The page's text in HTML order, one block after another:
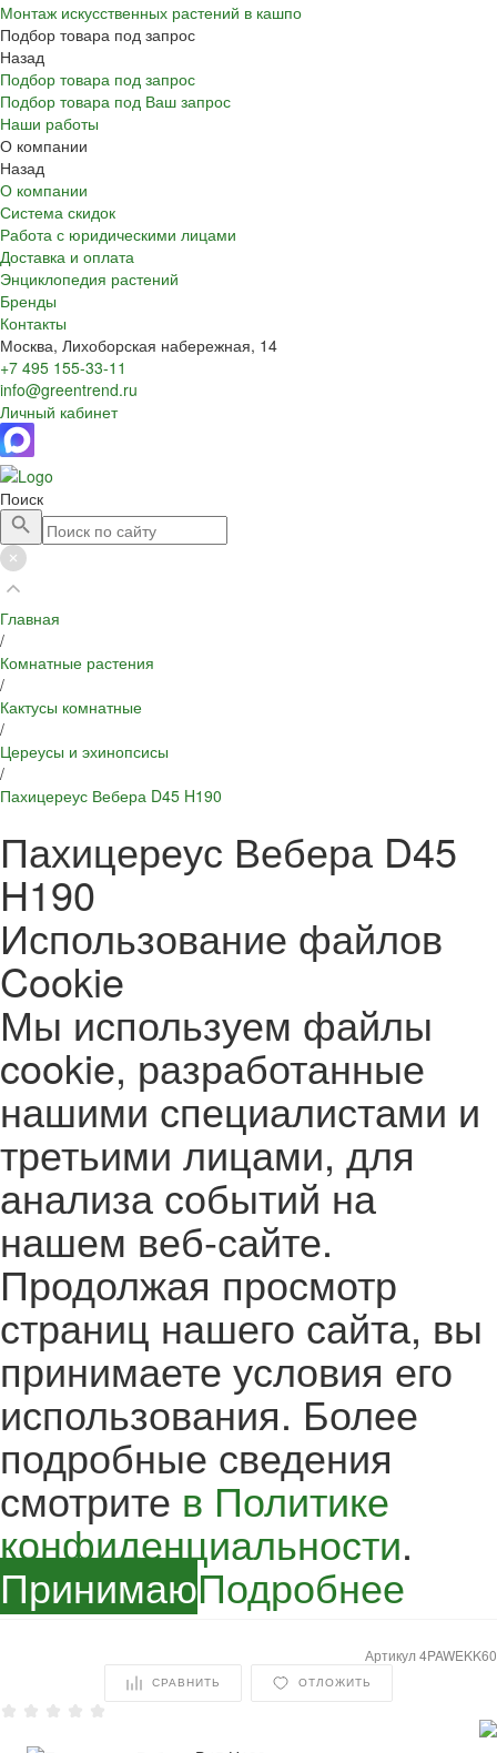
Монтаж искусственных растений в кашпо
Подбор товара под запрос
Назад
Подбор товара под запрос
Подбор товара под Ваш запрос
Наши работы
О компании
Назад
О компании
Система скидок
Работа с юридическими лицами
Доставка и оплата
Энциклопедия растений
Бренды
Контакты
Москва, Лихоборская набережная, 14
+7 495 155-33-11
info@greentrend.ru
Личный кабинет
Поиск
Главная
/
Комнатные растения
/
Кактусы комнатные
/
Цереусы и эхинопсисы
/
Пахицереус Вебера D45 H190
Пахицереус Вебера D45
H190
Использование файлов
Cookie
Мы используем файлы
cookie, разработанные
нашими специалистами и
третьими лицами, для
анализа событий на
нашем веб-сайте.
Продолжая просмотр
страниц нашего сайта, вы
принимаете условия его
использования. Более
подробные сведения
смотрите в Политике
конфиденциальности.
ПринимаюПодробнее
Артикул 4PAWEKK60
СРАВНИТЬ ОТЛОЖИТЬ